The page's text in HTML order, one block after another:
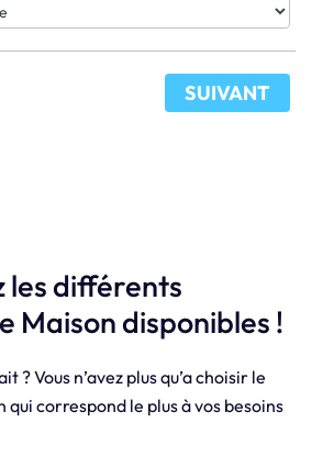
SUIVANT
les différents
Maison disponibles !
? Vous n’avez plus qu’a choisir le
qui correspond le plus à vos besoins